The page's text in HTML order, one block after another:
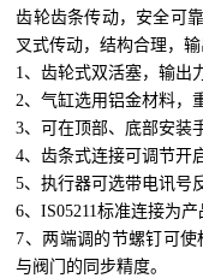
齿轮齿条传动，安全可
叉式传动，结构合理，
1、齿轮式双活塞，输出
2、气缸选用铝金材料，
3、可在顶部、底部安装
4、齿条式连接可调节开
5、执行器可选带电讯号
6、IS05211标准连接为
7、两端调的节螺钉可使
与阀门的同步精度。